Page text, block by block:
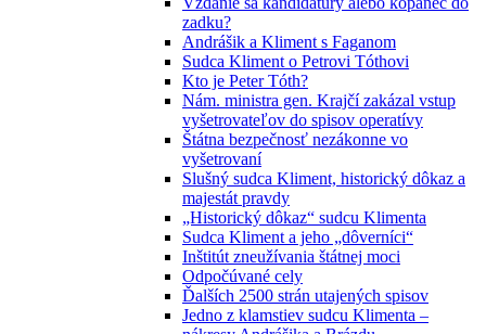
zadku?
Andrášik a Kliment s Faganom
Sudca Kliment o Petrovi Tóthovi
Kto je Peter Tóth?
Nám. ministra gen. Krajčí zakázal vstup
vyšetrovateľov do spisov operatívy
Štátna bezpečnosť nezákonne vo
vyšetrovaní
Slušný sudca Kliment, historický dôkaz a
majestát pravdy
„Historický dôkaz“ sudcu Klimenta
Sudca Kliment a jeho „dôverníci“
Inštitút zneužívania štátnej moci
Odpočúvané cely
Ďalších 2500 strán utajených spisov
Jedno z klamstiev sudcu Klimenta –